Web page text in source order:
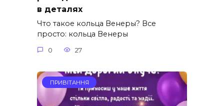
в деталях
Что такое кольца Венеры? Все
просто: кольца Венеры
0 27
ПРИВІТАННЯ